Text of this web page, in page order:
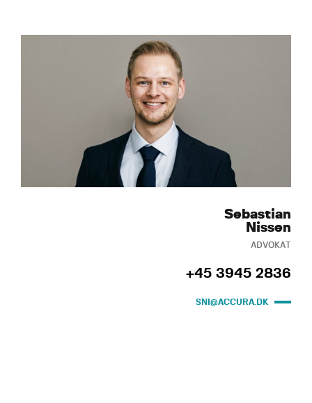
Sebastian
Nissen
ADVOKAT
+45 3945 2836
SNI@ACCURA.DK